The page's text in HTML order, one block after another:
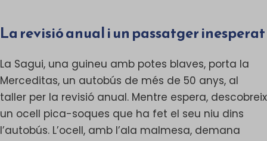
La revisió anual i un passatger inesperat
La Sagui, una guineu amb potes blaves, porta la
Merceditas, un autobús de més de 50 anys, al
taller per la revisió anual. Mentre espera, descobreix
un ocell pica-soques que ha fet el seu niu dins
l’autobús. L’ocell, amb l’ala malmesa, demana